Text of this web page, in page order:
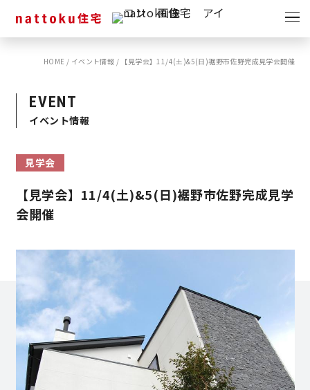
イベント
キャンペーン
ショールーム
モデルハウス
スタッフブログ
営業時間／10:00～20:00 定休日／年末年始
タップで電話をかける
HOME / イベント情報 / 【見学会】11/4(土)&5(日)裾野市佐野完成見学会開催
EVENT
イベント情報
見学会
【見学会】11/4(土)&5(日)裾野市佐野完成見学
会開催